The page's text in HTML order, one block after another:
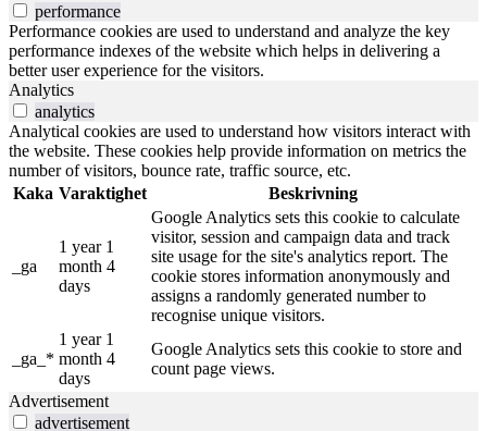
performance
Performance cookies are used to understand and analyze the key
performance indexes of the website which helps in delivering a
better user experience for the visitors.
Analytics
analytics
Analytical cookies are used to understand how visitors interact with
the website. These cookies help provide information on metrics the
number of visitors, bounce rate, traffic source, etc.
Kaka Varaktighet Beskrivning
_ga
1 year 1
month 4
days
Google Analytics sets this cookie to calculate
visitor, session and campaign data and track
site usage for the site's analytics report. The
cookie stores information anonymously and
assigns a randomly generated number to
recognise unique visitors.
_ga_*
1 year 1
month 4
days
Google Analytics sets this cookie to store and
count page views.
Advertisement
advertisement